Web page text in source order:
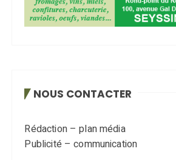
NOUS CONTACTER
Rédaction – plan média
Publicité – communication